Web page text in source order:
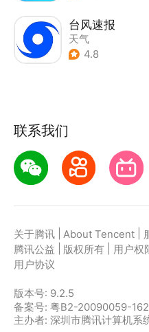
台风速报
天气
4.8
联系我们
关于腾讯 About Tencent
腾讯公益
版权所有 用户权
用户协议
版本号: 9.2.5
备案号: 粤B2-20090059-
主办者: 深圳市腾讯计算机系